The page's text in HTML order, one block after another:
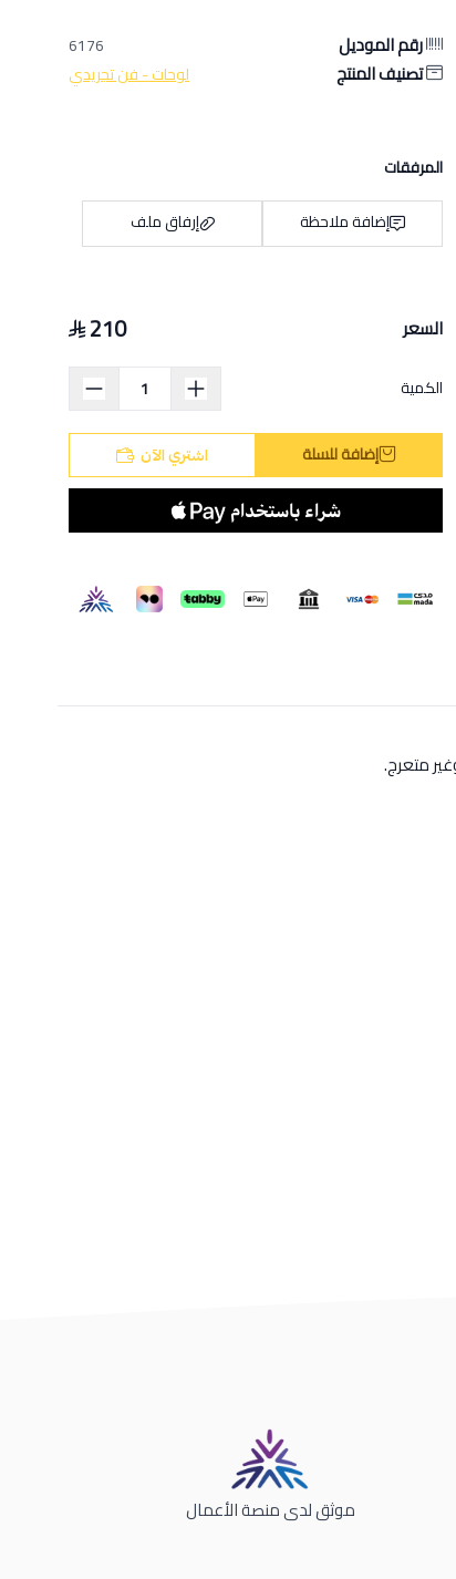
رقم الموديل 6176
تصنيف المنتج لوحات - فن تجريدي
المرفقات
إضافة ملاحظة
إرفاق ملف
السعر 210
الكمية
إضافة للسلة اشتري الآن
متعرج.
موثق لدى منصة الأعمال